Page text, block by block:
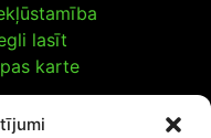
lasīt
karte